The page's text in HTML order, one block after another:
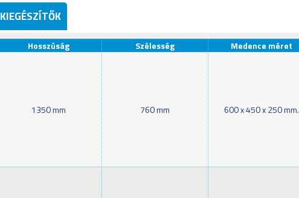
KIEGÉSZÍTŐK
Hosszúság Szélesség Medence méret
1350 mm 760 mm 600 x 450 x 250 mm.